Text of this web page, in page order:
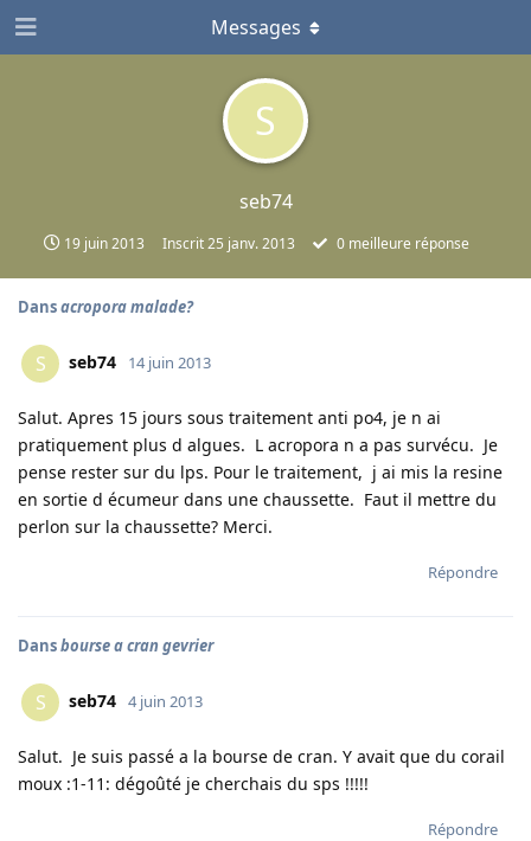
S
seb74
19 juin 2013 Inscrit25 janv. 2013 0 meilleure réponse
Messages
Dansacropora malade?
S seb74 14 juin 2013
Salut. Apres 15 jours sous traitement anti po4, je n ai
pratiquement plus d algues. L acropora n a pas survécu. Je
pense rester sur du lps. Pour le traitement, j ai mis la resine
en sortie d écumeur dans une chaussette. Faut il mettre du
perlon sur la chaussette? Merci.
Répondre
Dansbourse a cran gevrier
S seb74 4 juin 2013
Salut. Je suis passé a la bourse de cran. Y avait que du corail
moux :1-11: dégoûté je cherchais du sps !!!!!
Répondre